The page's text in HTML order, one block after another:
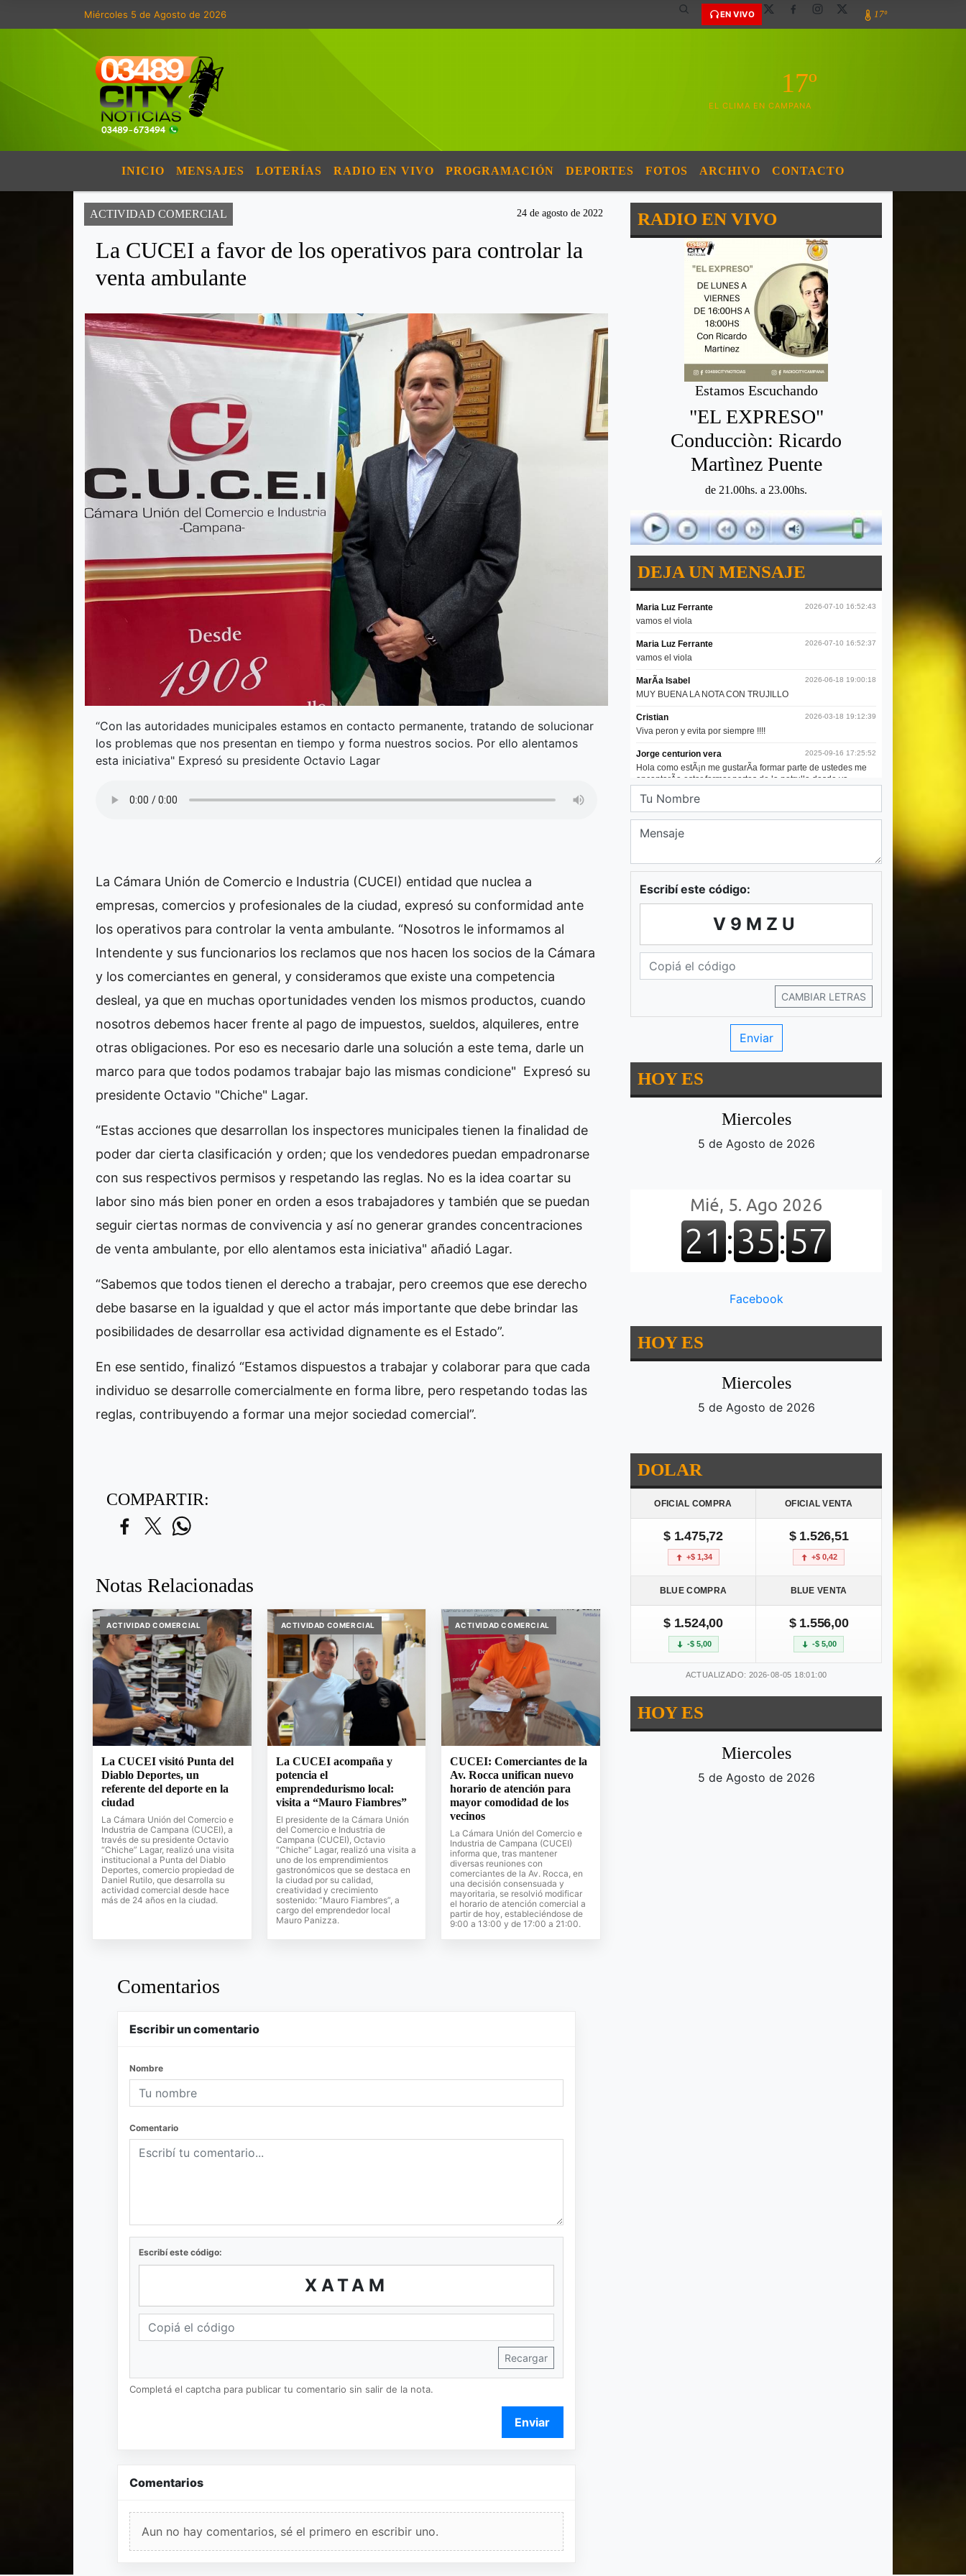
Miércoles 5 de Agosto de 2026 EN VIVO 17º
17º
EL CLIMA EN CAMPANA
INICIO MENSAJES LOTERÍAS RADIO EN VIVO PROGRAMACIÓN DEPORTES FOTOS ARCHIVO CONTACTO
ACTIVIDAD COMERCIAL 24 de agosto de 2022
La CUCEI a favor de los operativos para controlar la
venta ambulante
“Con las autoridades municipales estamos en contacto permanente, tratando de solucionar
los problemas que nos presentan en tiempo y forma nuestros socios. Por ello alentamos
esta iniciativa" Expresó su presidente Octavio Lagar
La Cámara Unión de Comercio e Industria (CUCEI) entidad que nuclea a
empresas, comercios y profesionales de la ciudad, expresó su conformidad ante
los operativos para controlar la venta ambulante. “Nosotros le informamos al
Intendente y sus funcionarios los reclamos que nos hacen los socios de la Cámara
y los comerciantes en general, y consideramos que existe una competencia
desleal, ya que en muchas oportunidades venden los mismos productos, cuando
nosotros debemos hacer frente al pago de impuestos, sueldos, alquileres, entre
otras obligaciones. Por eso es necesario darle una solución a este tema, darle un
marco para que todos podamos trabajar bajo las mismas condicione" Expresó su
presidente Octavio "Chiche" Lagar.
“Estas acciones que desarrollan los inspectores municipales tienen la finalidad de
poder dar cierta clasificación y orden; que los vendedores puedan empadronarse
con sus respectivos permisos y respetando las reglas. No es la idea coartar su
labor sino más bien poner en orden a esos trabajadores y también que se puedan
seguir ciertas normas de convivencia y así no generar grandes concentraciones
de venta ambulante, por ello alentamos esta iniciativa" añadió Lagar.
“Sabemos que todos tienen el derecho a trabajar, pero creemos que ese derecho
debe basarse en la igualdad y que el actor más importante que debe brindar las
posibilidades de desarrollar esa actividad dignamente es el Estado”.
En ese sentido, finalizó “Estamos dispuestos a trabajar y colaborar para que cada
individuo se desarrolle comercialmente en forma libre, pero respetando todas las
reglas, contribuyendo a formar una mejor sociedad comercial”.
COMPARTIR:
Notas Relacionadas
ACTIVIDAD COMERCIAL
La CUCEI visitó Punta del
Diablo Deportes, un
referente del deporte en la
ciudad
La Cámara Unión del Comercio e
Industria de Campana (CUCEI), a
través de su presidente Octavio
“Chiche” Lagar, realizó una visita
institucional a Punta del Diablo
Deportes, comercio propiedad de
Daniel Rutilo, que desarrolla su
actividad comercial desde hace
más de 24 años en la ciudad.
ACTIVIDAD COMERCIAL
La CUCEI acompaña y
potencia el
emprendedurismo local:
visita a “Mauro Fiambres”
El presidente de la Cámara Unión
del Comercio e Industria de
Campana (CUCEI), Octavio
“Chiche” Lagar, realizó una visita a
uno de los emprendimientos
gastronómicos que se destaca en
la ciudad por su calidad,
creatividad y crecimiento
sostenido: “Mauro Fiambres”, a
cargo del emprendedor local
Mauro Panizza.
ACTIVIDAD COMERCIAL
CUCEI: Comerciantes de la
Av. Rocca unifican nuevo
horario de atención para
mayor comodidad de los
vecinos
La Cámara Unión del Comercio e
Industria de Campana (CUCEI)
informa que, tras mantener
diversas reuniones con
comerciantes de la Av. Rocca, en
una decisión consensuada y
mayoritaria, se resolvió modificar
el horario de atención comercial a
partir de hoy, estableciéndose de
9:00 a 13:00 y de 17:00 a 21:00.
Comentarios
Escribir un comentario
Nombre
Comentario
Escribí este código:
XATAM
Recargar
Completá el captcha para publicar tu comentario sin salir de la nota.
Enviar
Comentarios
Aun no hay comentarios, sé el primero en escribir uno.
RADIO EN VIVO
Estamos Escuchando
"EL EXPRESO"
Conducciòn: Ricardo
Martìnez Puente
de 21.00hs. a 23.00hs.
DEJA UN MENSAJE
Escribí este código:
V9MZU
CAMBIAR LETRAS
HOY ES
Miercoles
5 de Agosto de 2026
Facebook
HOY ES
Miercoles
5 de Agosto de 2026
DOLAR
OFICIAL COMPRA OFICIAL VENTA
$ 1.475,72
+$ 1,34
$ 1.526,51
+$ 0,42
BLUE COMPRA BLUE VENTA
$ 1.524,00
-$ 5,00
$ 1.556,00
-$ 5,00
ACTUALIZADO: 2026-08-05 18:01:00
HOY ES
Miercoles
5 de Agosto de 2026